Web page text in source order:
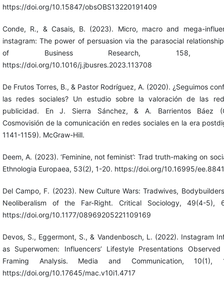
https://doi.org/10.15847/obsOBS13220191409
Conde, R., & Casais, B. (2023). Micro, macro and mega-
instagram: The power of persuasion via the parasocial
of Business Research, 158,
https://doi.org/10.1016/j.jbusres.2023.113708
De Frutos Torres, B., & Pastor Rodríguez, A. (2020). ¿Seguimos
las redes sociales? Un estudio sobre la valoración de las
publicidad. En J. Sierra Sánchez, & A. Barrientos Báez
Cosmovisión de la comunicación en redes sociales en la era
1141-1159). McGraw-Hill.
Deem, A. (2023). ‘Feminine, not feminist’: Trad truth-making on
Ethnologia Europaea, 53(2), 1-20. https://doi.org/10.16995/ee.8841
Del Campo, F. (2023). New Culture Wars: Tradwives,
Neoliberalism of the Far-Right. Critical Sociology, 49(4-5),
https://doi.org/10.1177/08969205221109169
Devos, S., Eggermont, S., & Vandenbosch, L. (2022). Instagram
as Superwomen: Influencers’ Lifestyle Presentations Observed
Framing Analysis. Media and Communication, 10(1),
https://doi.org/10.17645/mac.v10i1.4717